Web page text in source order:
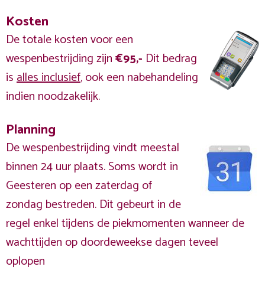
Kosten
De totale kosten voor een
wespenbestrijding zijn€95,- Dit bedrag
isalles inclusief, ook een nabehandeling
indien noodzakelijk.
Planning
De wespenbestrijding vindt meestal
binnen 24 uur plaats. Soms wordt in
Geesteren op een zaterdag of
zondag bestreden. Dit gebeurt in de
regel enkel tijdens de piekmomenten wanneer de
wachttijden op doordeweekse dagen teveel
oplopen